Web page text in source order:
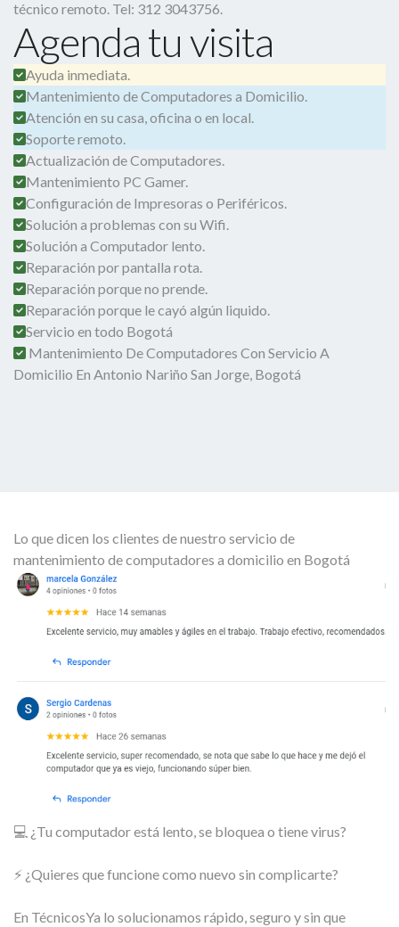
técnico remoto. Tel: 312 3043756.
Agenda tu visita
Ayuda inmediata.
Mantenimiento de Computadores a Domicilio.
Atención en su casa, oficina o en local.
Soporte remoto.
Actualización de Computadores.
Mantenimiento PC Gamer.
Configuración de Impresoras o Periféricos.
Solución a problemas con su Wifi.
Solución a Computador lento.
Reparación por pantalla rota.
Reparación porque no prende.
Reparación porque le cayó algún liquido.
Servicio en todo Bogotá
Mantenimiento De Computadores Con Servicio A
Domicilio En Antonio Nariño San Jorge, Bogotá
Lo que dicen los clientes de nuestro servicio de
mantenimiento de computadores a domicilio en Bogotá
💻 ¿Tu computador está lento, se bloquea o tiene virus?
⚡ ¿Quieres que funcione como nuevo sin complicarte?
En TécnicosYa lo solucionamos rápido, seguro y sin que